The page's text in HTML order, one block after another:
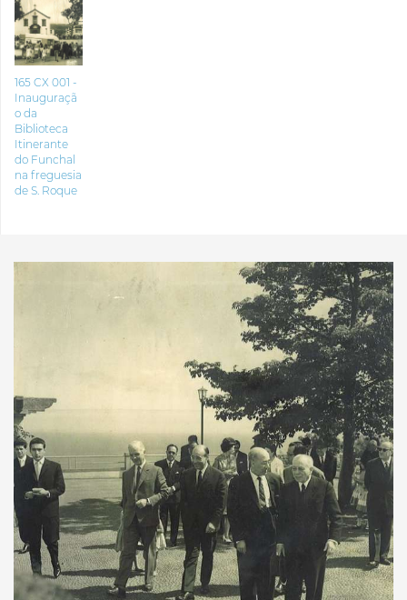
165 CX 001 -
Inauguraçã
o da
Biblioteca
Itinerante
do Funchal
na freguesia
de S. Roque